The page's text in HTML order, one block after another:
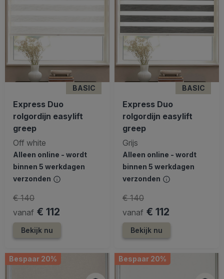
BASIC
Express Duo
rolgordijn easylift
greep
Off white
Alleen online - wordt
binnen 5 werkdagen
verzonden
vanaf € 112
€ 140
Bekijk nu
BASIC
Express Duo
rolgordijn easylift
greep
Grijs
Alleen online - wordt
binnen 5 werkdagen
verzonden
vanaf € 112
€ 140
Bekijk nu
Bespaar 20% Bespaar 20%